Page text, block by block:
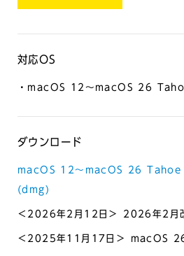
対応OS
・macOS 12～macOS 26
ダウンロード
macOS 12～macOS 26 Tahoe
(dmg)
＜2026年2月12日＞ 2026年2月
＜2025年11月17日＞ macOS